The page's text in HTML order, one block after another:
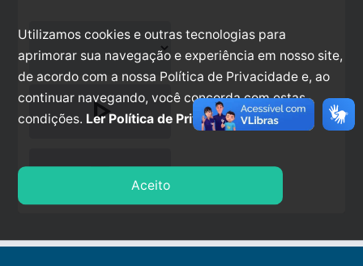
play_arrow
stop
Utilizamos cookies e outras tecnologias para
aprimorar sua navegação e experiência em nosso site,
de acordo com a nossa Política de Privacidade e, ao
continuar navegando, você concorda com estas
condições. Ler Política de Privacidade.
Aceito